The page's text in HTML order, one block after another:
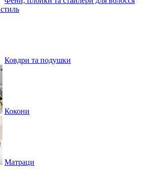
Ковдри та подушки
Кокони
Матраци